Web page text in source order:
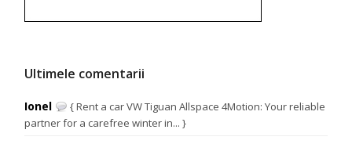
Ultimele comentarii
Ionel
{ Rent a car VW Tiguan Allspace 4Motion: Your reliable
partner for a carefree winter in... }